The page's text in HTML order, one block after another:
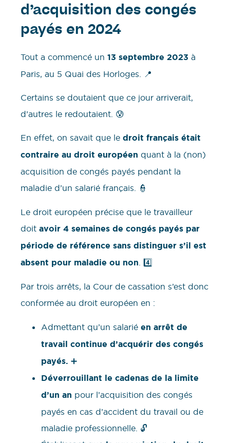
d’acquisition des congés
payés en 2024
Tout a commencé un 13 septembre 2023 à
Paris, au 5 Quai des Horloges. 📍
Certains se doutaient que ce jour arriverait,
d’autres le redoutaient. 😰
En effet, on savait que le droit français était
contraire au droit européen quant à la (non)
acquisition de congés payés pendant la
maladie d’un salarié français. 👮
Le droit européen précise que le travailleur
doit avoir 4 semaines de congés payés par
période de référence sans distinguer s’il est
absent pour maladie ou non . 4️⃣
Par trois arrêts, la Cour de cassation s’est donc
conformée au droit européen en :
Admettant qu’un salarié en arrêt de
travail continue d’acquérir des congés
payés. ➕
Déverrouillant le cadenas de la limite
d’un an pour l’acquisition des congés
payés en cas d’accident du travail ou de
maladie professionnelle. 🔓